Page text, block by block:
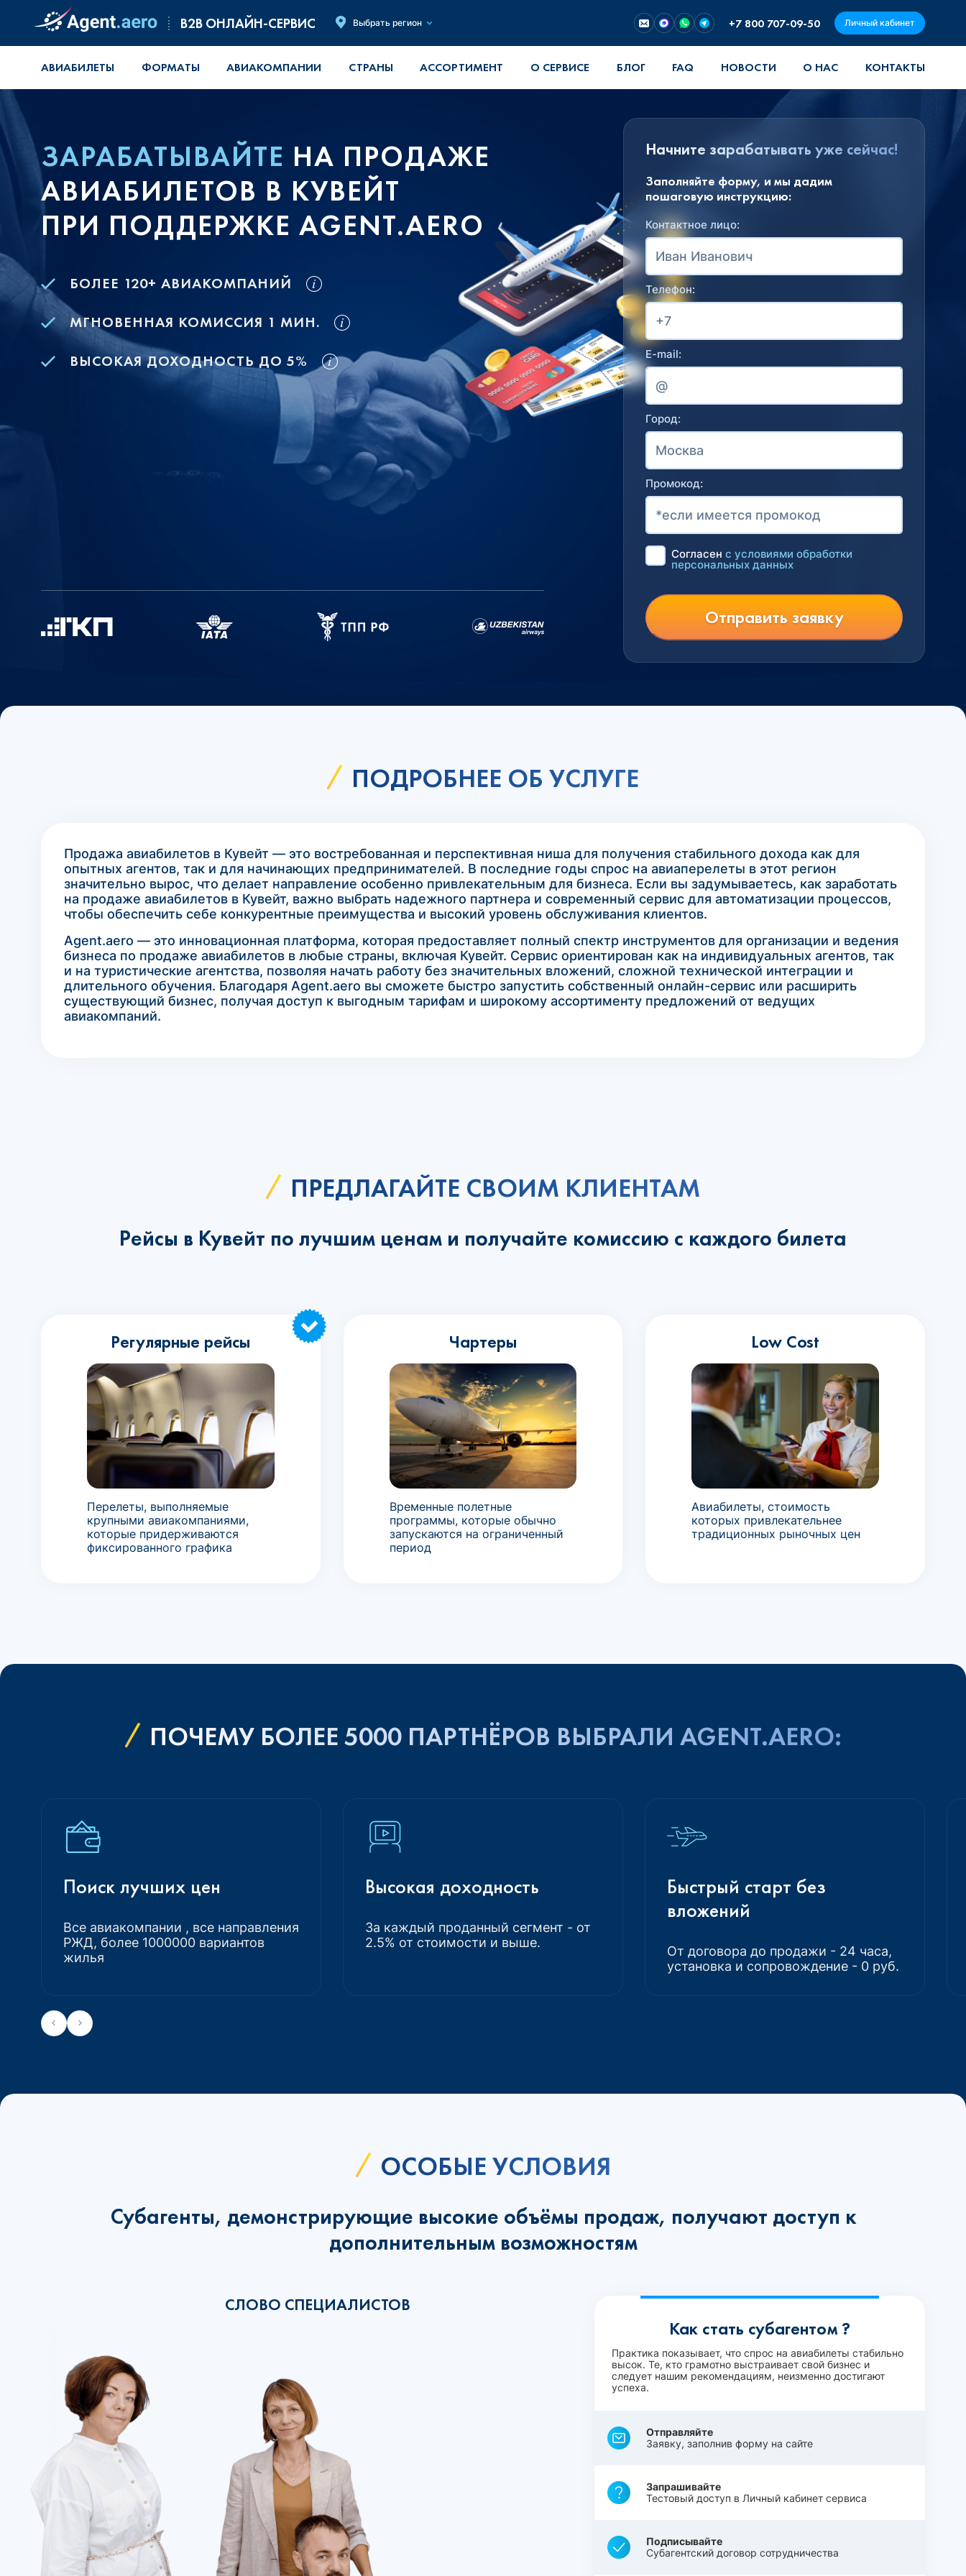
B2B ОНЛАЙН-СЕРВИС Выбрать регион +7 800 707-09-50 Личный кабинет
АВИАБИЛЕТЫ ФОРМАТЫ АВИАКОМПАНИИ СТРАНЫ АССОРТИМЕНТ О СЕРВИСЕ БЛОГ FAQ НОВОСТИ О НАС КОНТАКТЫ
ЗАРАБАТЫВАЙТЕ НА ПРОДАЖЕ
АВИАБИЛЕТОВ В КУВЕЙТ
ПРИ ПОДДЕРЖКЕ AGENT.AERO
БОЛЕЕ 120+ АВИАКОМПАНИЙ
МГНОВЕННАЯ КОМИССИЯ 1 МИН.
ВЫСОКАЯ ДОХОДНОСТЬ ДО 5%
Начните зарабатывать уже сейчас!
Заполняйте форму, и мы дадим
пошаговую инструкцию:
Контактное лицо:
Телефон:
E-mail:
Город:
Промокод:
Согласен с условиями обработки
персональных данных
Отправить заявку
ПОДРОБНЕЕ ОБ УСЛУГЕ
Продажа авиабилетов в Кувейт — это востребованная и перспективная ниша для получения стабильного дохода как для
опытных агентов, так и для начинающих предпринимателей. В последние годы спрос на авиаперелеты в этот регион
значительно вырос, что делает направление особенно привлекательным для бизнеса. Если вы задумываетесь, как заработать
на продаже авиабилетов в Кувейт, важно выбрать надежного партнера и современный сервис для автоматизации процессов,
чтобы обеспечить себе конкурентные преимущества и высокий уровень обслуживания клиентов.
Agent.aero — это инновационная платформа, которая предоставляет полный спектр инструментов для организации и ведения
бизнеса по продаже авиабилетов в любые страны, включая Кувейт. Сервис ориентирован как на индивидуальных агентов, так
и на туристические агентства, позволяя начать работу без значительных вложений, сложной технической интеграции и
длительного обучения. Благодаря Agent.aero вы сможете быстро запустить собственный онлайн-сервис или расширить
существующий бизнес, получая доступ к выгодным тарифам и широкому ассортименту предложений от ведущих
авиакомпаний.
ПРЕДЛАГАЙТЕ СВОИМ КЛИЕНТАМ
Рейсы в Кувейт по лучшим ценам и получайте комиссию с каждого билета
Регулярные рейсы
Перелеты, выполняемые
крупными авиакомпаниями,
которые придерживаются
фиксированного графика
Чартеры
Временные полетные
программы, которые обычно
запускаются на ограниченный
период
Low Cost
Авиабилеты, стоимость
которых привлекательнее
традиционных рыночных цен
ПОЧЕМУ БОЛЕЕ 5000 ПАРТНЁРОВ ВЫБРАЛИ AGENT.AERO:
Поиск лучших цен
Все авиакомпании , все направления
РЖД, более 1000000 вариантов
жилья
Высокая доходность
За каждый проданный сегмент - от
2.5% от стоимости и выше.
Быстрый старт без
вложений
От договора до продажи - 24 часа,
установка и сопровождение - 0 руб.
ОСОБЫЕ УСЛОВИЯ
Субагенты, демонстрирующие высокие объёмы продаж, получают доступ к
дополнительным возможностям
СЛОВО СПЕЦИАЛИСТОВ
Как стать субагентом ?
Практика показывает, что спрос на авиабилеты стабильно
высок. Те, кто грамотно выстраивает свой бизнес и
следует нашим рекомендациям, неизменно достигают
успеха.
Отправляйте
Заявку, заполнив форму на сайте
Запрашивайте
Тестовый доступ в Личный кабинет сервиса
Подписывайте
Субагентский договор сотрудничества